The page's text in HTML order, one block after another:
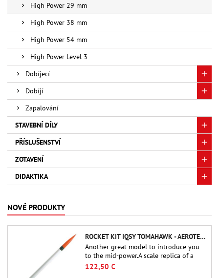
High Power 29 mm
High Power 38 mm
High Power 54 mm
High Power Level 3
Dobíjecí
Dobíjí
Zapalování
STAVEBNÍ DÍLY
PŘÍSLUŠENSTVÍ
ZOTAVENÍ
DIDAKTIKA
NOVÉ PRODUKTY
ROCKET KIT IQSY TOMAHAWK - AEROTECH
Another great model to introduce you
to the mid-power.A scale replica of a
famous sounding rocket, small in size
and peefect to move to higher-level kits.
122,50 €